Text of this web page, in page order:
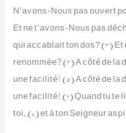
N’avons-Nous pas ouvert
Et ne t’avons-Nous pas
qui accablait ton dos? (3)
renommée? (4) A côté de
une facilité! (5) A côté de
une facilité! (6) Quand tu te
toi, (7) et à ton Seigneur